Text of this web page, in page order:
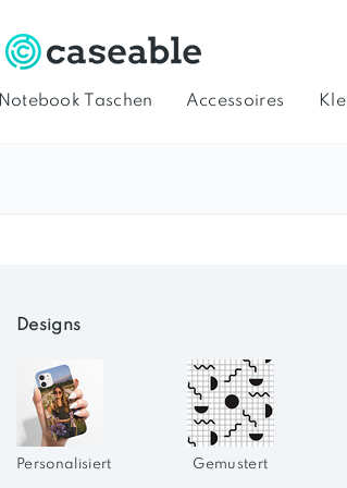
Notebook Taschen Accessoires
Designs
Personalisiert Gemustert